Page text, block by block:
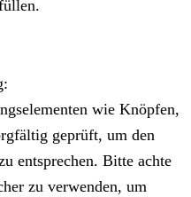
wie Knöpfen,
geprüft, um den
entsprechen. Bitte achte
zu verwenden, um